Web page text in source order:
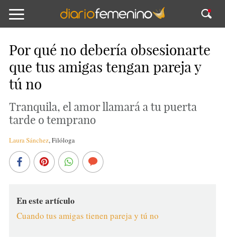
Por qué no debería obsesionarte
que tus amigas tengan pareja y
tú no
Tranquila, el amor llamará a tu puerta
tarde o temprano
Laura Sánchez,Filóloga
En este artículo
Cuando tus amigas tienen pareja y tú no